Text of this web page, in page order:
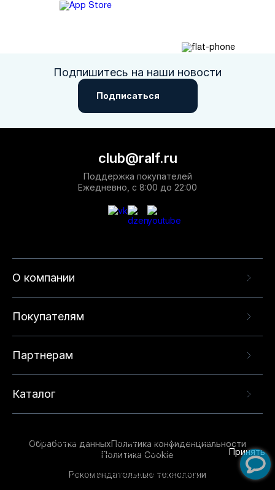
Подпишитесь на наши новости
Подписаться
О компании
Покупателям
Партнерам
Каталог
club@ralf.ru
Поддержка покупателей
Ежедневно, с 8:00 до 22:00
Обработка данныхПолитика конфиденциальности
Политика Cookie
Рекомендательные технологии
опыта на нашем сайте. Продолжая использовать
данный сайт, вы соглашаетесь с использованием
технологий. Для получения дополнительной
Принять